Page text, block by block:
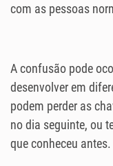
com as pessoas
A confusão pode
desenvolver em
podem perder as
no dia seguinte, ou
que conheceu antes.